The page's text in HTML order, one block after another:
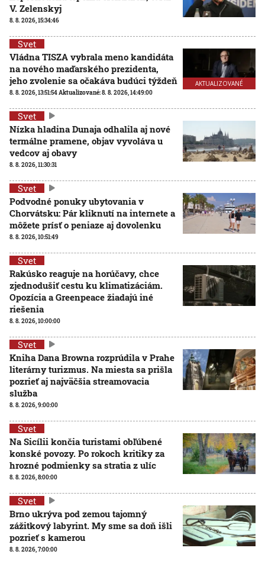
V. Zelenskyj
8. 8. 2026, 15:34:46
AKTUALIZOVANÉ
Svet
Vládna TISZA vybrala meno kandidáta
na nového maďarského prezidenta,
jeho zvolenie sa očakáva budúci týždeň
8. 8. 2026, 13:51:54Aktualizované:8. 8. 2026, 14:49:00
Svet
Nízka hladina Dunaja odhalila aj nové
termálne pramene, objav vyvoláva u
vedcov aj obavy
8. 8. 2026, 11:30:31
Svet
Podvodné ponuky ubytovania v
Chorvátsku: Pár kliknutí na internete a
môžete prísť o peniaze aj dovolenku
8. 8. 2026, 10:51:49
Svet
Rakúsko reaguje na horúčavy, chce
zjednodušiť cestu ku klimatizáciám.
Opozícia a Greenpeace žiadajú iné
riešenia
8. 8. 2026, 10:00:00
Svet
Kniha Dana Browna rozprúdila v Prahe
literárny turizmus. Na miesta sa prišla
pozrieť aj najväčšia streamovacia
služba
8. 8. 2026, 9:00:00
Svet
Na Sicílii končia turistami obľúbené
konské povozy. Po rokoch kritiky za
hrozné podmienky sa stratia z ulíc
8. 8. 2026, 8:00:00
Svet
Brno ukrýva pod zemou tajomný
zážitkový labyrint. My sme sa doň išli
pozrieť s kamerou
8. 8. 2026, 7:00:00